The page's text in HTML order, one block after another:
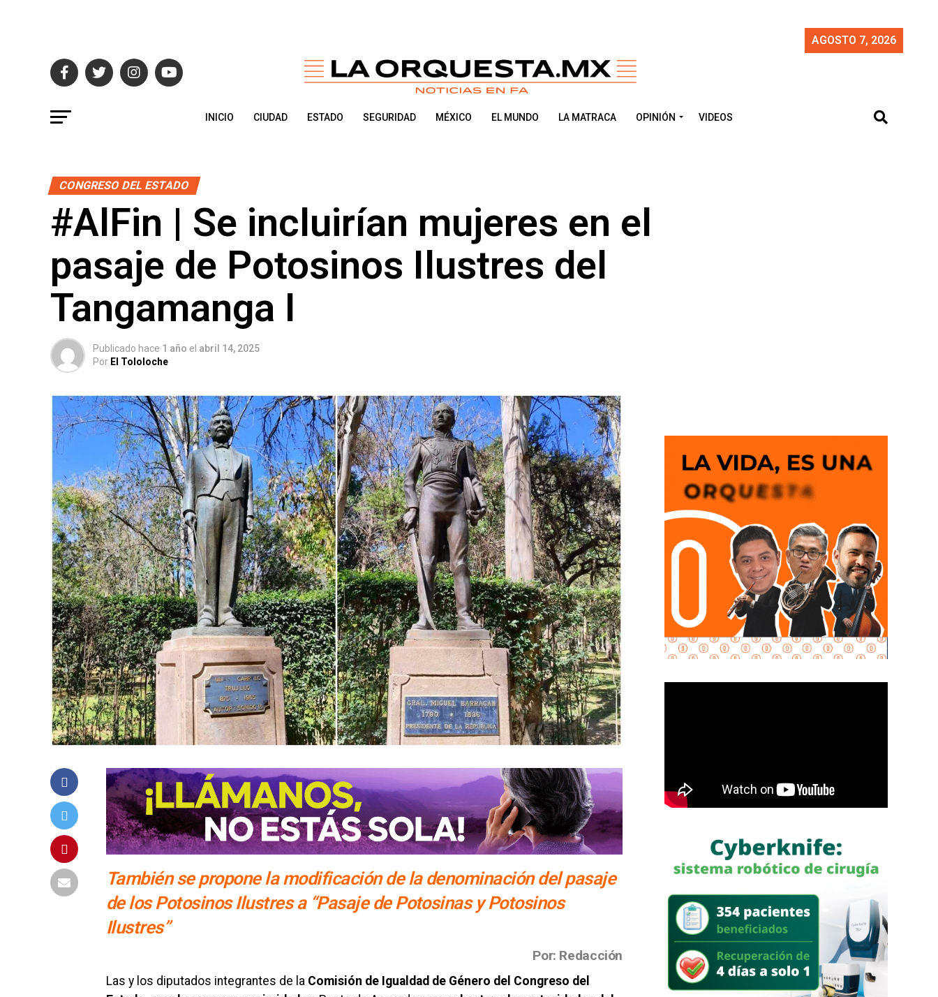
AGOSTO 7, 2026
INICIO CIUDAD ESTADO SEGURIDAD MÉXICO EL MUNDO LA MATRACA OPINIÓN VIDEOS
CONGRESO DEL ESTADO
#AlFin | Se incluirían mujeres en el
pasaje de Potosinos Ilustres del
Tangamanga I
Publicado hace 1 año el abril 14, 2025
Por El Tololoche
También se propone la modificación de la denominación del pasaje
de los Potosinos Ilustres a “Pasaje de Potosinas y Potosinos
Ilustres”
Por: Redacción
Las y los diputados integrantes de la Comisión de Igualdad de Género del Congreso del